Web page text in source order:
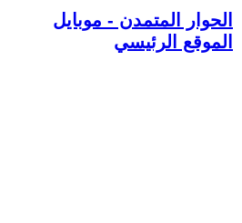
الحوار المتمدن - موبايل
الموقع الرئيسي